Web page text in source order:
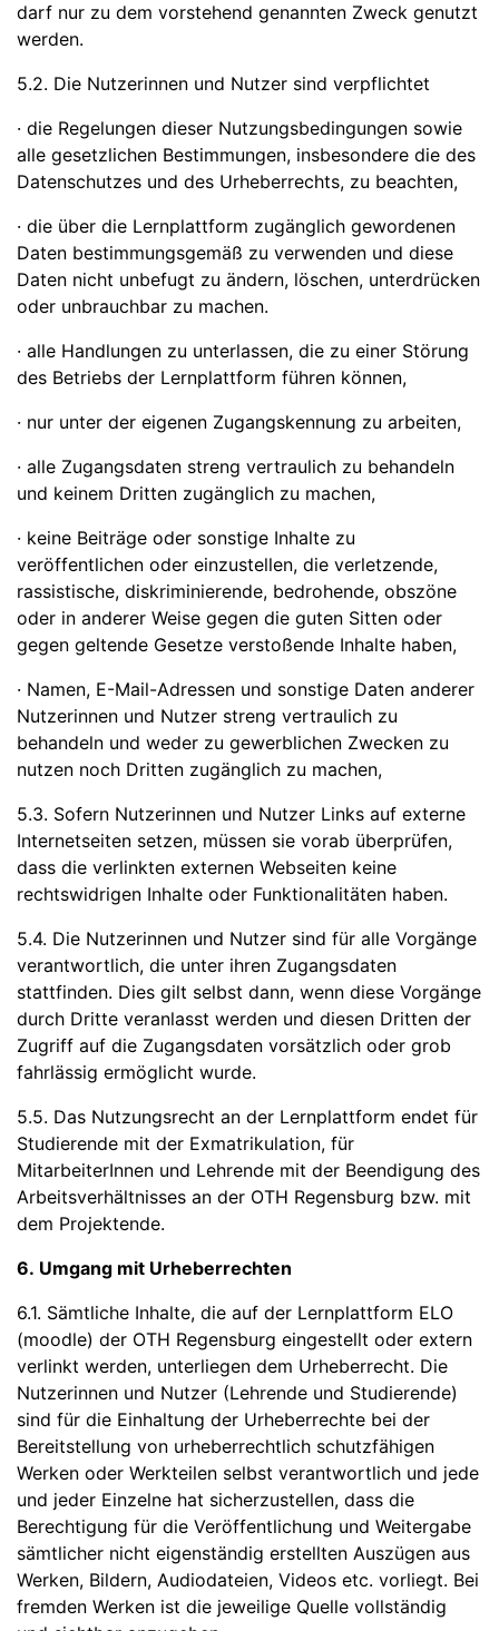
darf nur zu dem vorstehend genannten Zweck genutzt
werden.
5.2. Die Nutzerinnen und Nutzer sind verpflichtet
· die Regelungen dieser Nutzungsbedingungen sowie
alle gesetzlichen Bestimmungen, insbesondere die des
Datenschutzes und des Urheberrechts, zu beachten,
· die über die Lernplattform zugänglich gewordenen
Daten bestimmungsgemäß zu verwenden und diese
Daten nicht unbefugt zu ändern, löschen, unterdrücken
oder unbrauchbar zu machen.
· alle Handlungen zu unterlassen, die zu einer Störung
des Betriebs der Lernplattform führen können,
· nur unter der eigenen Zugangskennung zu arbeiten,
· alle Zugangsdaten streng vertraulich zu behandeln
und keinem Dritten zugänglich zu machen,
· keine Beiträge oder sonstige Inhalte zu
veröffentlichen oder einzustellen, die verletzende,
rassistische, diskriminierende, bedrohende, obszöne
oder in anderer Weise gegen die guten Sitten oder
gegen geltende Gesetze verstoßende Inhalte haben,
· Namen, E-Mail-Adressen und sonstige Daten anderer
Nutzerinnen und Nutzer streng vertraulich zu
behandeln und weder zu gewerblichen Zwecken zu
nutzen noch Dritten zugänglich zu machen,
5.3. Sofern Nutzerinnen und Nutzer Links auf externe
Internetseiten setzen, müssen sie vorab überprüfen,
dass die verlinkten externen Webseiten keine
rechtswidrigen Inhalte oder Funktionalitäten haben.
5.4. Die Nutzerinnen und Nutzer sind für alle Vorgänge
verantwortlich, die unter ihren Zugangsdaten
stattfinden. Dies gilt selbst dann, wenn diese Vorgänge
durch Dritte veranlasst werden und diesen Dritten der
Zugriff auf die Zugangsdaten vorsätzlich oder grob
fahrlässig ermöglicht wurde.
5.5. Das Nutzungsrecht an der Lernplattform endet für
Studierende mit der Exmatrikulation, für
MitarbeiterInnen und Lehrende mit der Beendigung des
Arbeitsverhältnisses an der OTH Regensburg bzw. mit
dem Projektende.
6. Umgang mit Urheberrechten
6.1. Sämtliche Inhalte, die auf der Lernplattform ELO
(moodle) der OTH Regensburg eingestellt oder extern
verlinkt werden, unterliegen dem Urheberrecht. Die
Nutzerinnen und Nutzer (Lehrende und Studierende)
sind für die Einhaltung der Urheberrechte bei der
Bereitstellung von urheberrechtlich schutzfähigen
Werken oder Werkteilen selbst verantwortlich und jede
und jeder Einzelne hat sicherzustellen, dass die
Berechtigung für die Veröffentlichung und Weitergabe
sämtlicher nicht eigenständig erstellten Auszügen aus
Werken, Bildern, Audiodateien, Videos etc. vorliegt. Bei
fremden Werken ist die jeweilige Quelle vollständig